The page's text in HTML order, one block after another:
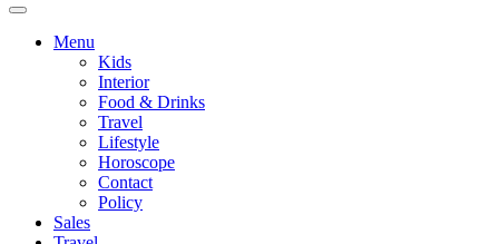
Menu
Kids
Interior
Food & Drinks
Travel
Lifestyle
Horoscope
Contact
Policy
Sales